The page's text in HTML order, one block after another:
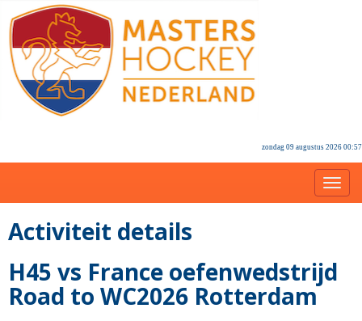
zondag 09 augustus 2026 00:57
Activiteit details
H45 vs France oefenwedstrijd
Road to WC2026 Rotterdam